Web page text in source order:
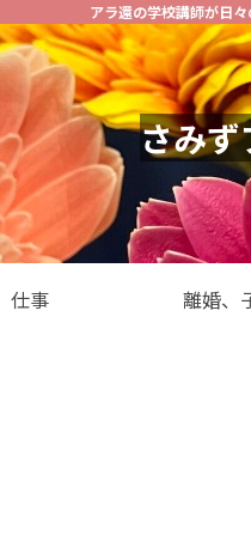
アラ還の学校講師が日
さみ
仕事 離婚、